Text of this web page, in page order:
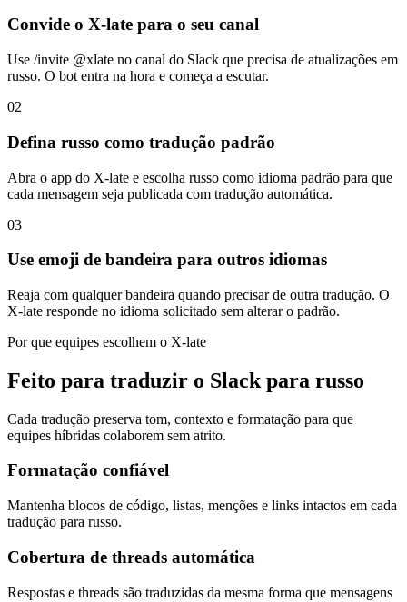
Convide o X-late para o seu canal
Use /invite @xlate no canal do Slack que precisa de atualizações em
russo. O bot entra na hora e começa a escutar.
02
Defina russo como tradução padrão
Abra o app do X-late e escolha russo como idioma padrão para que
cada mensagem seja publicada com tradução automática.
03
Use emoji de bandeira para outros idiomas
Reaja com qualquer bandeira quando precisar de outra tradução. O
X-late responde no idioma solicitado sem alterar o padrão.
Por que equipes escolhem o X-late
Feito para traduzir o Slack para russo
Cada tradução preserva tom, contexto e formatação para que
equipes híbridas colaborem sem atrito.
Formatação confiável
Mantenha blocos de código, listas, menções e links intactos em cada
tradução para russo.
Cobertura de threads automática
Respostas e threads são traduzidas da mesma forma que mensagens